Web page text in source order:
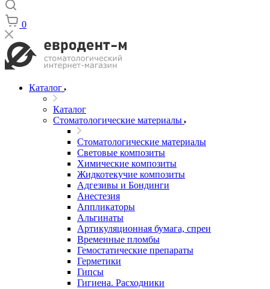
0
Каталог
Каталог
Стоматологические материалы
Стоматологические материалы
Световые композиты
Химические композиты
Жидкотекучие композиты
Адгезивы и Бондинги
Анестезия
Аппликаторы
Альгинаты
Артикуляционная бумага, спреи
Временные пломбы
Гемостатические препараты
Герметики
Гипсы
Гигиена. Расходники